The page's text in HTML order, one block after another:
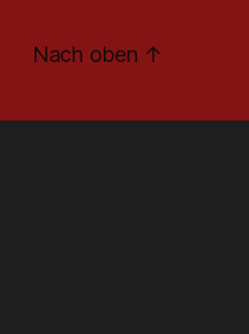
Nach oben ↑